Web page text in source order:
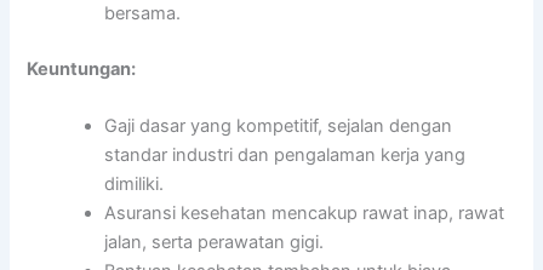
bersama.
Keuntungan:
Gaji dasar yang kompetitif, sejalan dengan
standar industri dan pengalaman kerja yang
dimiliki.
Asuransi kesehatan mencakup rawat inap, rawat
jalan, serta perawatan gigi.